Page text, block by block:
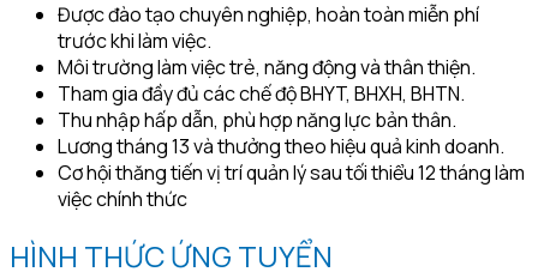
Được đào tạo chuyên nghiệp, hoàn toàn miễn phí
trước khi làm việc.
Môi trường làm việc trẻ, năng động và thân thiện.
Tham gia đầy đủ các chế độ BHYT, BHXH, BHTN.
Thu nhập hấp dẫn, phù hợp năng lực bản thân.
Lương tháng 13 và thưởng theo hiệu quả kinh doanh.
Cơ hội thăng tiến vị trí quản lý sau tối thiểu 12 tháng làm
việc chính thức
HÌNH THỨC ỨNG TUYỂN